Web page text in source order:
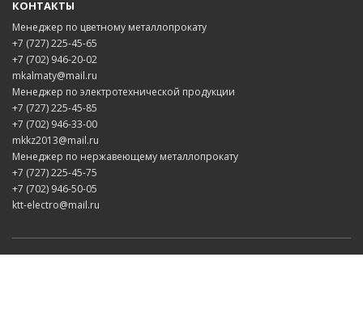
КОНТАКТЫ
Менеджер по цветному металлопрокату
+7 (727) 225-45-65
+7 (702) 946-20-02
mkalmaty@mail.ru
Менеджер по электротехнической продукции
+7 (727) 225-45-85
+7 (702) 946-33-00
mkkz2013@mail.ru
Менеджер по нержавеющему металлопрокату
+7 (727) 225-45-75
+7 (702) 946-50-05
ktt-electro@mail.ru